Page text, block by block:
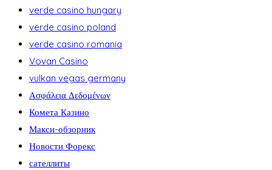
verde casino hungary
verde casino poland
verde casino romania
Vovan Casino
vulkan vegas germany
Ασφάλεια Δεδομένων
Комета Казино
Макси-обзорник
Новости Форекс
сателлиты